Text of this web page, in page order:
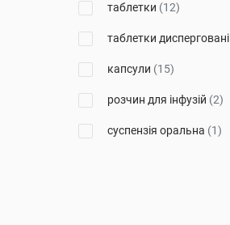
Лабораторіос Ліконса
Фарева Амбуаз(1)
Новартіс Фарма
Янссен-Сілаг(1)
таблетки (12)
таблетки дисперговані
капсули (15)
розчин для інфузій (2)
суспензія оральна (1)